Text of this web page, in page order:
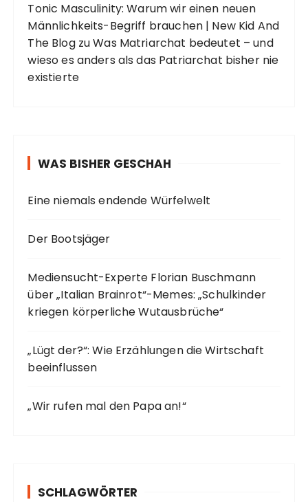
Tonic Masculinity: Warum wir einen neuen
Männlichkeits-Begriff brauchen | New Kid And
The BlogzuWas Matriarchat bedeutet – und
wieso es anders als das Patriarchat bisher nie
existierte
WAS BISHER GESCHAH
Eine niemals endende Würfelwelt
Der Bootsjäger
Mediensucht-Experte Florian Buschmann
über „Italian Brainrot“-Memes: „Schulkinder
kriegen körperliche Wutausbrüche“
„Lügt der?“: Wie Erzählungen die Wirtschaft
beeinflussen
„Wir rufen mal den Papa an!“
SCHLAGWÖRTER